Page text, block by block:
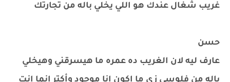
غريب شغال عندك هو اللي يخلي باله من تجارتك
حسن
عارف ليه لان الغريب ده عمره ما هيسرقني وهيخلي
باله من فلوسي زي ما اكون انا موجود وأكتر انما انت